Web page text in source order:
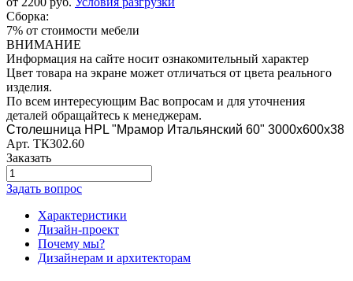
Сборка:
7% от стоимости мебели
ВНИМАНИЕ
Информация на сайте носит ознакомительный характер
Цвет товара на экране может отличаться от цвета реального
изделия.
По всем интересующим Вас вопросам и для уточнения
деталей обращайтесь к менеджерам.
Столешница HPL "Мрамор Итальянский 60" 3000х600х38
Арт. ТК302.60
Заказать
Задать вопрос
Характеристики
Дизайн-проект
Почему мы?
Дизайнерам и архитекторам